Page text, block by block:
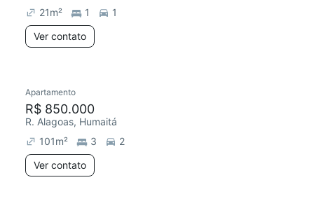
21m² 1
1
Ver contato
Redecorar
Apartamento
R$ 850.000
R. Alagoas, Humaitá
101m² 3
2
Ver contato